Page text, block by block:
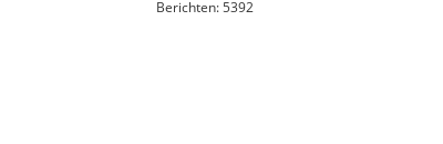
Berichten: 5392